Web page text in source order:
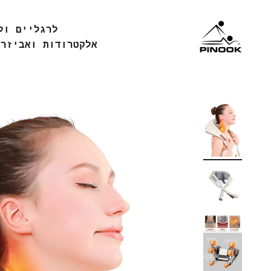
לרגליים
אלקטרודות
Pinook